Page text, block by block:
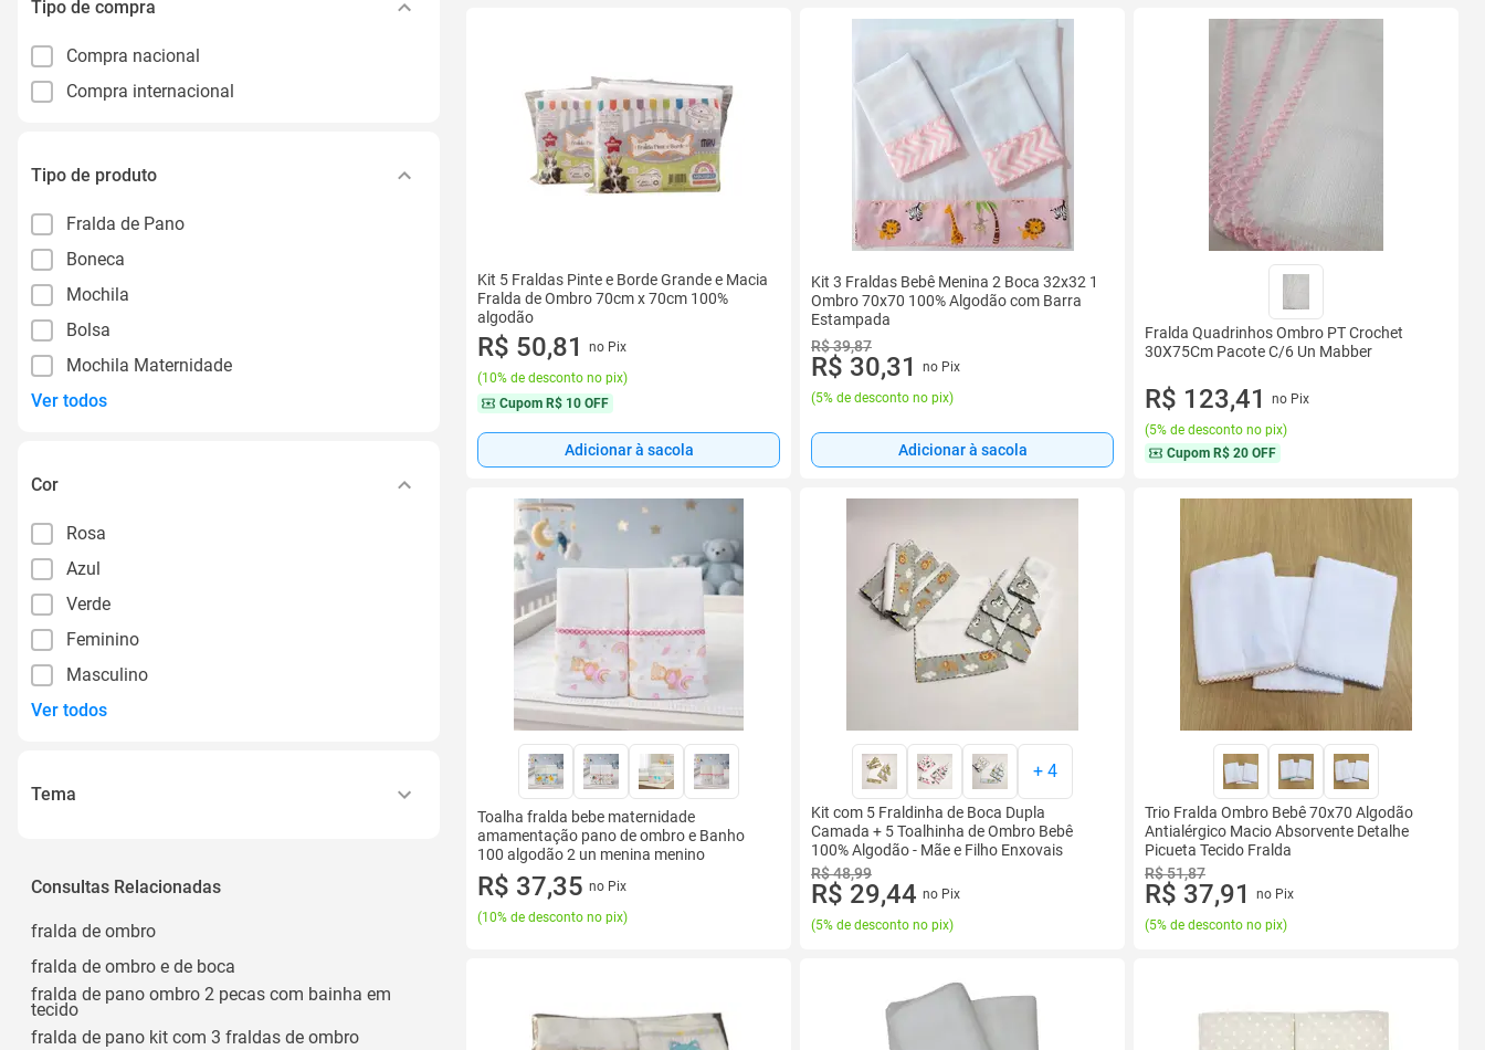
Tipo de compra
Compra nacional
Compra internacional
Tipo de produto
Fralda de Pano
Boneca
Mochila
Bolsa
Mochila Maternidade
Ver todos
Cor
Rosa
Azul
Verde
Feminino
Masculino
Ver todos
Tema
Girafa
Consultas Relacionadas
fralda de ombro
fralda de ombro e de boca
fralda de pano ombro 2 pecas com bainha em
tecido
fralda de pano kit com 3 fraldas de ombro
Kit 5 Fraldas Pinte e Borde Grande e Macia
Fralda de Ombro 70cm x 70cm 100%
algodão
R$ 50,81
no Pix
(10% de desconto no pix)
Cupom R$ 10 OFF
Adicionar à sacola
Kit 3 Fraldas Bebê Menina 2 Boca 32x32 1
Ombro 70x70 100% Algodão com Barra
Estampada
R$ 39,87
R$ 30,31
no Pix
(5% de desconto no pix)
Adicionar à sacola
Fralda Quadrinhos Ombro PT Crochet
30X75Cm Pacote C/6 Un Mabber
R$ 123,41
no Pix
(5% de desconto no pix)
Cupom R$ 20 OFF
Toalha fralda bebe maternidade
amamentação pano de ombro e Banho
100 algodão 2 un menina menino
R$ 37,35 no Pix
(10% de desconto no pix)
+ 4
Kit com 5 Fraldinha de Boca Dupla
Camada + 5 Toalhinha de Ombro Bebê
100% Algodão - Mãe e Filho Enxovais
R$ 48,99
R$ 29,44 no Pix
(5% de desconto no pix)
Trio Fralda Ombro Bebê 70x70 Algodão
Antialérgico Macio Absorvente Detalhe
Picueta Tecido Fralda
R$ 51,87
R$ 37,91
no Pix
(5% de desconto no pix)